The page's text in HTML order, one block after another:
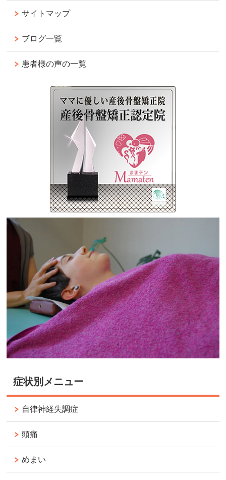
サイトマップ
ブログ一覧
患者様の声の一覧
症状別メニュー
自律神経失調症
頭痛
めまい